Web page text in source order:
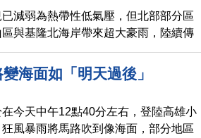
減弱為熱帶性低氣壓，但北部部分區
與基隆北海岸帶來超大豪雨，陸續傳
淹水，約400居民受困，金山區與萬里
淹水，消防隊出動橡皮艇救出2人；三
牆遭水勢衝破，全校師生撤離；另
海面如「明天過後」
今天中午12點40分左右，登陸高雄小
風暴雨將馬路吹到像海面，部分地區